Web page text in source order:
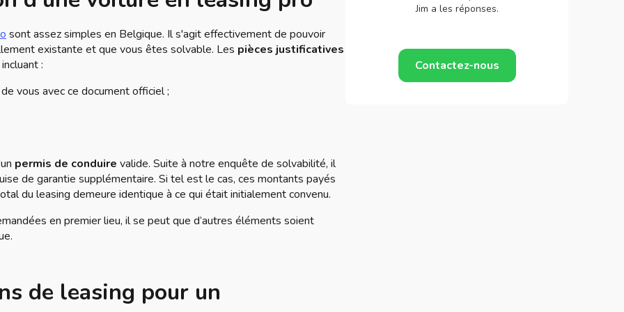
sont assez simples en Belgique. Il s'agit effectivement de pouvoir
existante et que vous êtes solvable. Les pièces justificatives
:
vous avec ce document officiel ;
permis de conduire valide. Suite à notre enquête de solvabilité, il
de garantie supplémentaire. Si tel est le cas, ces montants payés
du leasing demeure identique à ce qui était initialement convenu.
en premier lieu, il se peut que d’autres éléments soient
de leasing pour un
Jim a les réponses.
Contactez-nous